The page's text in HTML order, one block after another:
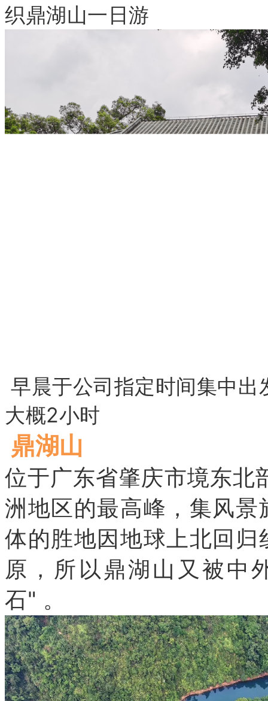
织鼎湖山一日游
早晨于公司指定时间集中
大概2小时
鼎湖山
位于广东省肇庆市境东北
洲地区的最高峰， 集风景
体的胜地因地球上北回
原，所以鼎湖山又被中
石" 。